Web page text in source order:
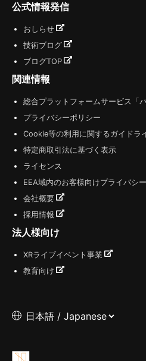
公式情報発信
おしらせ
技術ブログ
ブログTOP
関連情報
総合プラットフォームサービス「
プライバシーポリシー
Cookie等の利用に関するガイドラ
特定商取引法に基づく表示
ライセンス
EEA域内のお客様向けプライバシ
会社概要
採用情報
法人様向け
XRライブイベント事業
教育向け